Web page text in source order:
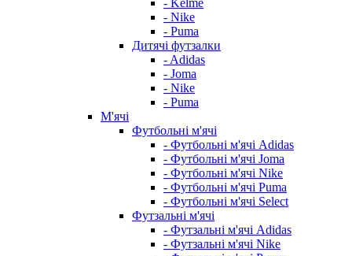
- Kelme
- Nike
- Puma
Дитячі футзалки
- Adidas
- Joma
- Nike
- Puma
М'ячі
Футбольні м'ячі
- Футбольні м'ячі Adidas
- Футбольні м'ячі Joma
- Футбольні м'ячі Nike
- Футбольні м'ячі Puma
- Футбольні м'ячі Select
Футзальні м'ячі
- Футзальні м'ячі Adidas
- Футзальні м'ячі Nike